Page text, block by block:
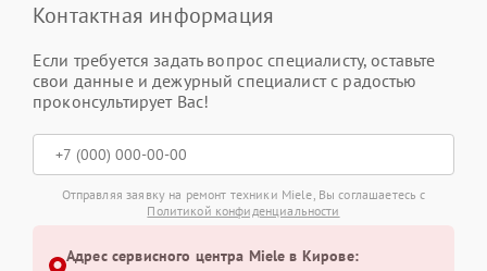
Контактная информация
Если требуется задать вопрос специалисту, оставьте
свои данные и дежурный специалист с радостью
проконсультирует Вас!
Отправляя заявку на ремонт техники Miele, Вы соглашаетесь с
Политикой конфиденциальности
Адрес сервисного центра Miele в Кирове: